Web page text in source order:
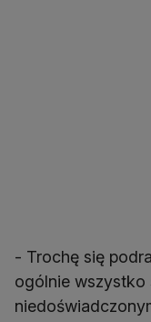
- Trochę się
ogólnie wszystko